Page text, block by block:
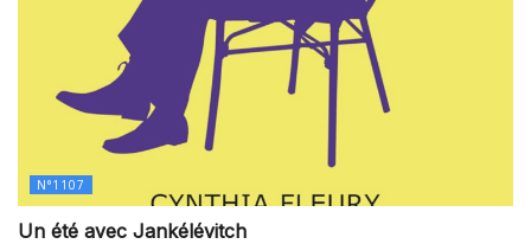
N°1107
Un été avec Jankélévitch